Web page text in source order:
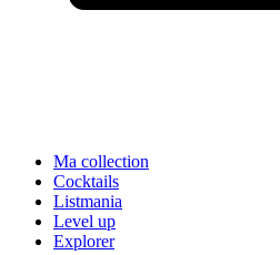
Ma collection
Cocktails
Listmania
Level up
Explorer